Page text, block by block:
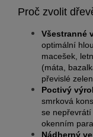
Proč zvolit
Všestranné
optimální
macešek,
(máta,
převislé
Poctivý
smrková
se
okenním
Nádherný